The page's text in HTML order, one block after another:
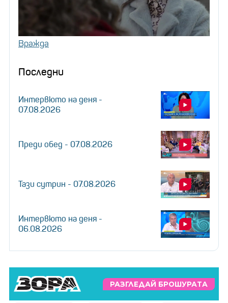
Вражда
Последни
Интервюто на деня -
07.08.2026
Преди обед - 07.08.2026
Тази сутрин - 07.08.2026
Интервюто на деня -
06.08.2026
РАЗГЛЕДАЙ БРОШУРАТА